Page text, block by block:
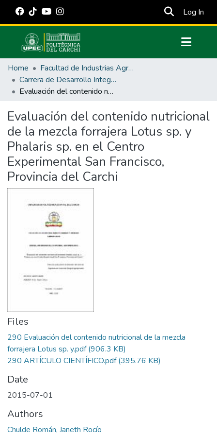
Log In
Communities & Collections
All of DSpace
Statistics
Estadísticas Externas
Manuales
Home
Facultad de Industrias Agropecuarias y Ciencias Ambientales
Carrera de Desarrollo Integral Agropecuario
Evaluación del contenido nutricional de la mezcla forrajera Lotus sp. y Phalaris sp. en el Centro Experimental San Francisco, Provincia del Carchi
Evaluación del contenido nutricional
de la mezcla forrajera Lotus sp. y
Phalaris sp. en el Centro
Experimental San Francisco,
Provincia del Carchi
Files
290 Evaluación del contenido nutricional de la mezcla
forrajera Lotus sp. y.pdf(906.3 KB)
290 ARTÍCULO CIENTÍFICO.pdf(395.76 KB)
Date
2015-07-01
Authors
Chulde Román, Janeth Rocío